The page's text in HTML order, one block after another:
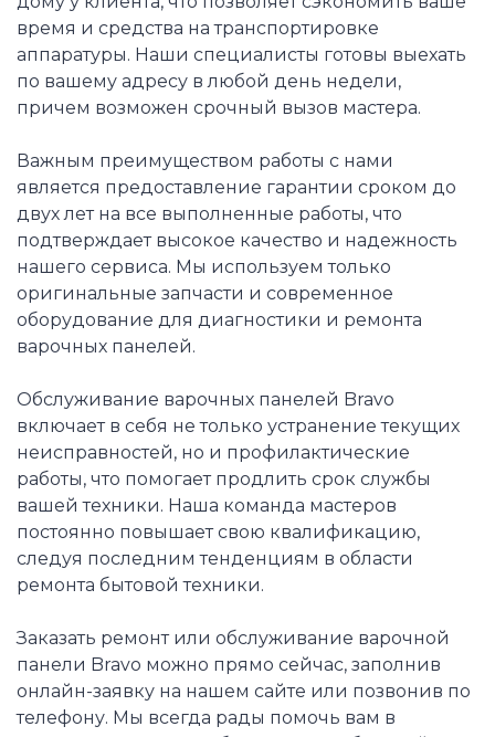
время и средства на транспортировке
аппаратуры. Наши специалисты готовы выехать
по вашему адресу в любой день недели,
причем возможен срочный вызов мастера.
Важным преимуществом работы с нами
является предоставление гарантии сроком до
двух лет на все выполненные работы, что
подтверждает высокое качество и надежность
нашего сервиса. Мы используем только
оригинальные запчасти и современное
оборудование для диагностики и ремонта
варочных панелей.
Обслуживание варочных панелей Bravo
включает в себя не только устранение текущих
неисправностей, но и профилактические
работы, что помогает продлить срок службы
вашей техники. Наша команда мастеров
постоянно повышает свою квалификацию,
следуя последним тенденциям в области
ремонта бытовой техники.
Заказать ремонт или обслуживание варочной
панели Bravo можно прямо сейчас, заполнив
онлайн-заявку на нашем сайте или позвонив по
телефону. Мы всегда рады помочь вам в